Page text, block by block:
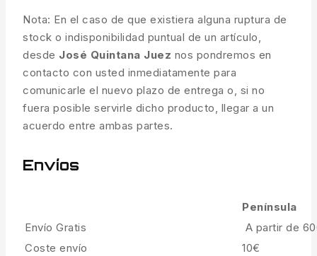
Nota: En el caso de que existiera alguna ruptura de
stock o indisponibilidad puntual de un artículo,
desde José Quintana Juez nos pondremos en
contacto con usted inmediatamente para
comunicarle el nuevo plazo de entrega o, si no
fuera posible servirle dicho producto, llegar a un
acuerdo entre ambas partes.
Envíos
Península
Envío Gratis
A partir de
Coste envío
10€